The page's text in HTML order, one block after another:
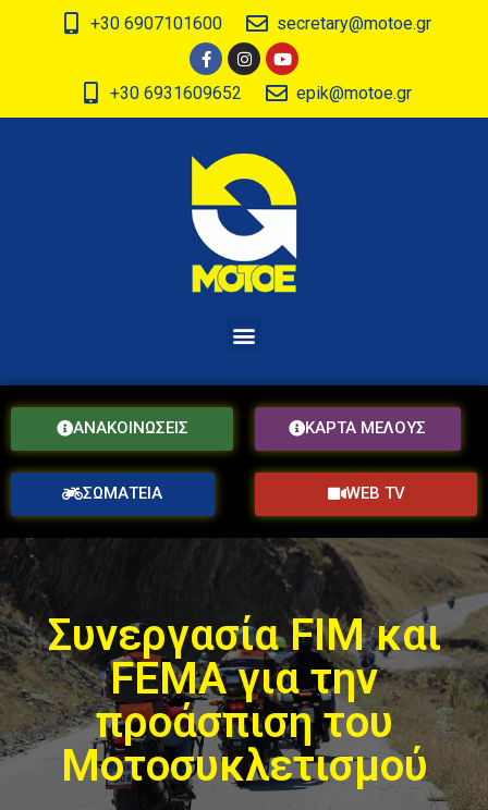
+30 6907101600 secretary@motoe.gr
+30 6931609652 epik@motoe.gr
ΑΝΑΚΟΙΝΩΣΕΙΣ ΚΑΡΤΑ ΜΕΛΟΥΣ
ΣΩΜΑΤΕΙΑ WEB TV
Συνεργασία FIM και
FEMA για την
προάσπιση του
Μοτοσυκλετισμού